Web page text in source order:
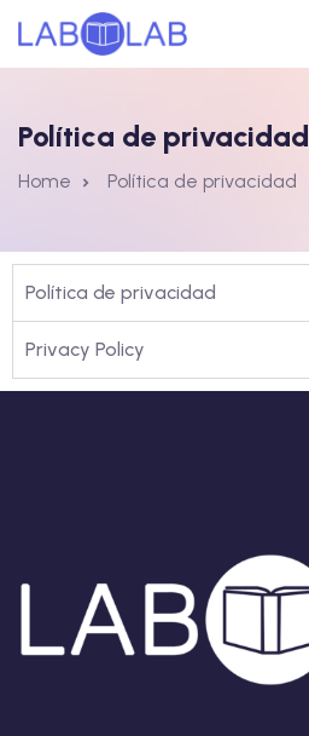
Política de privacidad
Home Política de privacidad
Política de privacidad
Privacy Policy